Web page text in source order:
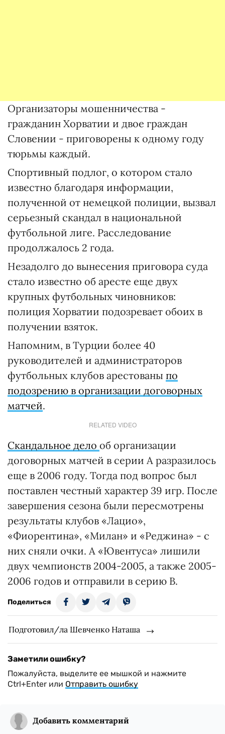
Организаторы мошенничества -
гражданин Хорватии и двое граждан
Словении - приговорены к одному году
тюрьмы каждый.
Спортивный подлог, о котором стало
известно благодаря информации,
полученной от немецкой полиции, вызвал
серьезный скандал в национальной
футбольной лиге. Расследование
продолжалось 2 года.
Незадолго до вынесения приговора суда
стало известно об аресте еще двух
крупных футбольных чиновников:
полиция Хорватии подозревает обоих в
получении взяток.
Напомним, в Турции более 40
руководителей и администраторов
футбольных клубов арестованы по
подозрению в организации договорных
матчей.
RELATED VIDEO
Скандальное дело об организации
договорных матчей в серии А разразилось
еще в 2006 году. Тогда под вопрос был
поставлен честный характер 39 игр. После
завершения сезона были пересмотрены
результаты клубов «Лацио»,
«Фиорентина», «Милан» и «Реджина» - с
них сняли очки. А «Ювентуса» лишили
двух чемпионств 2004-2005, а также 2005-
2006 годов и отправили в серию В.
Поделиться
Подготовил/ла Шевченко Наташа
Заметили ошибку?
Пожалуйста, выделите ее мышкой и нажмите
Ctrl+Enter или Отправить ошибку
Добавить комментарий